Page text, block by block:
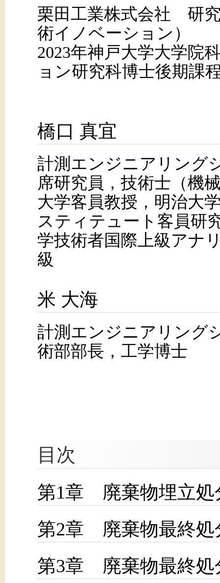
栗田工業株式会社 研
術イノベーション）
2023年神戸大学大学院
ョン研究科博士後期課
橋口 真宜
計測エンジニアリング
席研究員，技術士（機
大学客員教授，明治大
スティテュート客員研
学技術者国際上級アナ
級
米 大海
計測エンジニアリング
術部部長，工学博士
目次
第1章 廃棄物埋立処
第2章 廃棄物最終処
第3章 廃棄物最終処